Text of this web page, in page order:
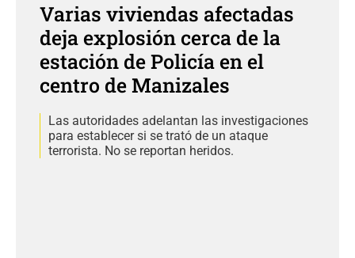
Varias viviendas afectadas
deja explosión cerca de la
estación de Policía en el
centro de Manizales
Las autoridades adelantan las investigaciones
para establecer si se trató de un ataque
terrorista. No se reportan heridos.